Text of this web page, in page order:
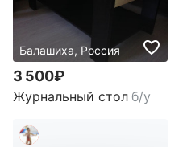
Балашиха, Россия
3 500₽
Журнальный стол б/у